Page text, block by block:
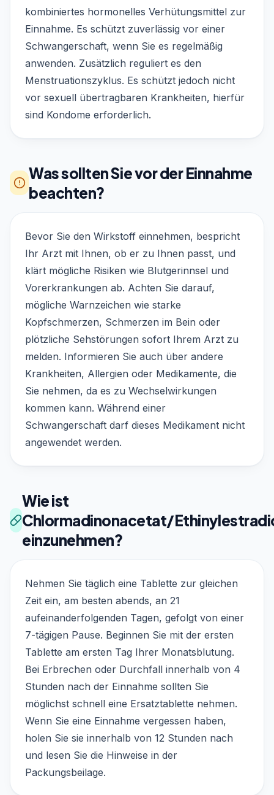
kombiniertes hormonelles Verhütungsmittel zur
Einnahme. Es schützt zuverlässig vor einer
Schwangerschaft, wenn Sie es regelmäßig
anwenden. Zusätzlich reguliert es den
Menstruationszyklus. Es schützt jedoch nicht
vor sexuell übertragbaren Krankheiten, hierfür
sind Kondome erforderlich.
Was sollten Sie vor der Einnahme
beachten?
Bevor Sie den Wirkstoff einnehmen, bespricht
Ihr Arzt mit Ihnen, ob er zu Ihnen passt, und
klärt mögliche Risiken wie Blutgerinnsel und
Vorerkrankungen ab. Achten Sie darauf,
mögliche Warnzeichen wie starke
Kopfschmerzen, Schmerzen im Bein oder
plötzliche Sehstörungen sofort Ihrem Arzt zu
melden. Informieren Sie auch über andere
Krankheiten, Allergien oder Medikamente, die
Sie nehmen, da es zu Wechselwirkungen
kommen kann. Während einer
Schwangerschaft darf dieses Medikament nicht
angewendet werden.
Wie ist
Chlormadinonacetat/
einzunehmen?
Nehmen Sie täglich eine Tablette zur gleichen
Zeit ein, am besten abends, an 21
aufeinanderfolgenden Tagen, gefolgt von einer
7-tägigen Pause. Beginnen Sie mit der ersten
Tablette am ersten Tag Ihrer Monatsblutung.
Bei Erbrechen oder Durchfall innerhalb von 4
Stunden nach der Einnahme sollten Sie
möglichst schnell eine Ersatztablette nehmen.
Wenn Sie eine Einnahme vergessen haben,
holen Sie sie innerhalb von 12 Stunden nach
und lesen Sie die Hinweise in der
Packungsbeilage.